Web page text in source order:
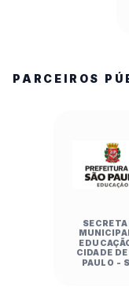
PARCEIROS
CIDADE DE
PAULO -